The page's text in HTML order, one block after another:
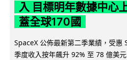
入 目標明年數據中心
蓋全球170國
SpaceX 公佈最新第二季業績，受惠
季度收入按年飆升 92% 至 78 億美